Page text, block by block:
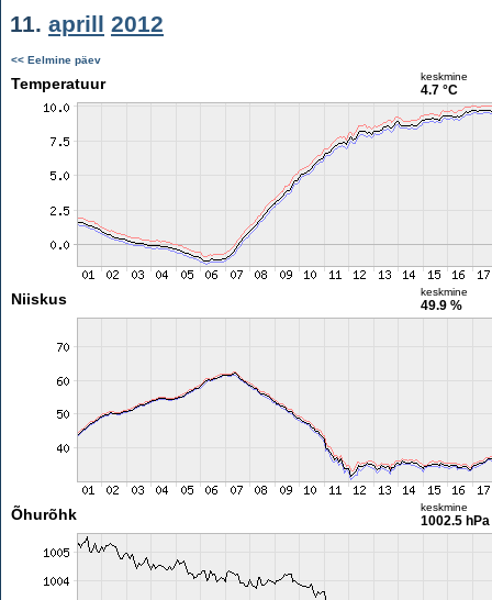
11. aprill 2012
<< Eelmine päev
Temperatuur keskmine
4.7 °C
Niiskus keskmine
49.9 %
Õhurõhk keskmine
1002.5 hPa